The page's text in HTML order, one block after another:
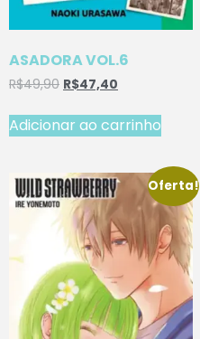
ASADORA VOL.6
R$49,90 R$47,40
Adicionar ao carrinho
Oferta!